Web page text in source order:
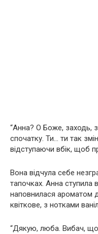
“Анна? О Боже, заходь,
спочатку. Ти… ти так
відступаючи вбік, щоб
Вона відчула себе
тапочках. Анна ступила
наповнилася ароматом
квіткове, з нотками
“Дякую, люба. Вибач, що